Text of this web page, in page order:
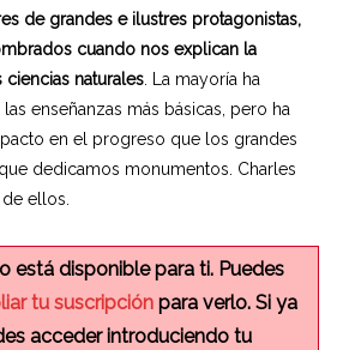
de grandes e ilustres protagonistas,
cuando nos explican la
ciencias naturales . La mayoría ha
enseñanzas más básicas, pero ha
en el progreso que los grandes
dedicamos monumentos. Charles
ellos.
está disponible para ti. Puedes
tu suscripción para verlo. Si ya
acceder introduciendo tu